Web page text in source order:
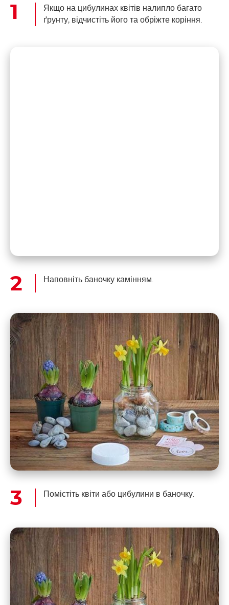
Якщо на цибулинах квітів налипло багато
ґрунту, відчистіть його та обріжте коріння.
Помістіть квіти або цибулини в баночку.